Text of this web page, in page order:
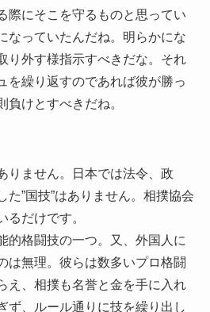
際にそこを守るものと思ってい
なっていたんだね。明らかにな
り外す様指示すべきだな。それ
を繰り返すのであれば彼が勝っ
負けとすべきだね。
りません。日本では法令、政
た”国技”はありません。相撲協会
るだけです。
的格闘技の一つ。又、外国人に
は無理。彼らは数多いプロ格闘
え、相撲も名誉と金を手に入れ
ず、ルール通りに技を繰り出し